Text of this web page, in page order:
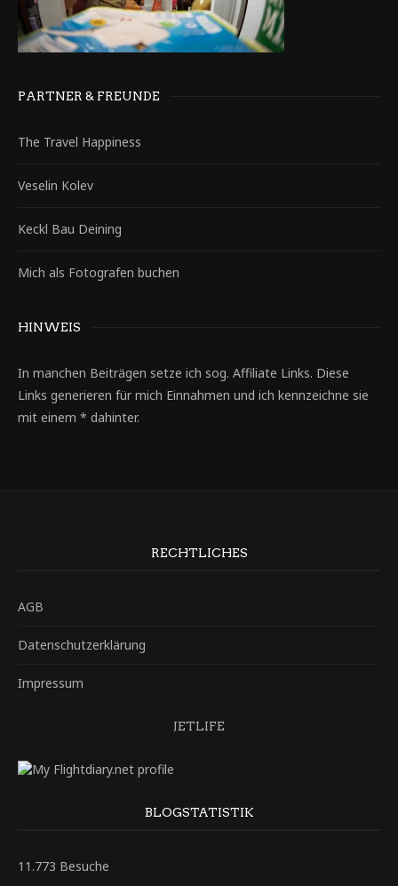
PARTNER & FREUNDE
The Travel Happiness
Veselin Kolev
Keckl Bau Deining
Mich als Fotografen buchen
HINWEIS
In manchen Beiträgen setze ich sog. Affiliate Links. Diese
Links generieren für mich Einnahmen und ich kennzeichne sie
mit einem * dahinter.
RECHTLICHES
AGB
Datenschutzerklärung
Impressum
JETLIFE
BLOGSTATISTIK
11.773 Besuche